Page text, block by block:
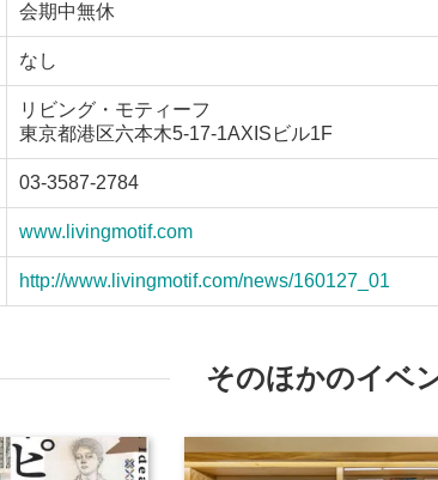
会期中無休
なし
リビング・モティーフ
東京都港区六本木5-17-1AXISビル1F
03-3587-2784
www.livingmotif.com
http://www.livingmotif.com/news/160127_01
そのほかのイベ